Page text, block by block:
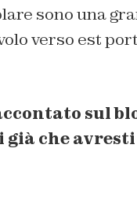
sono una
verso est
sul
che